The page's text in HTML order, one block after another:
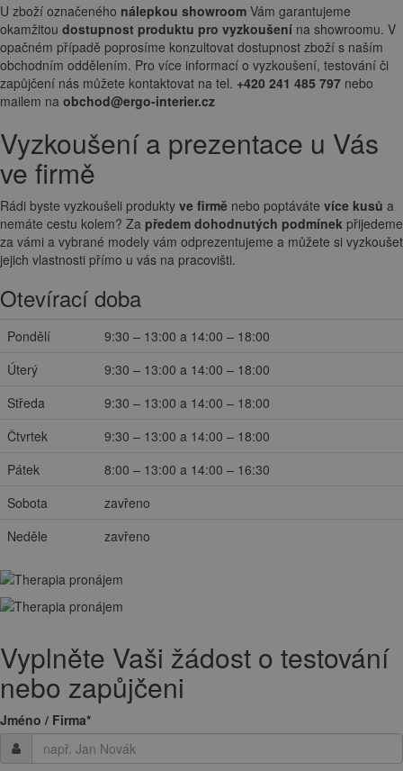
U zboží označeného nálepkou showroom Vám garantujeme
okamžitou dostupnost produktu pro vyzkoušení na showroomu. V
opačném případě poprosíme konzultovat dostupnost zboží s naším
obchodním oddělením. Pro více informací o vyzkoušení, testování či
zapůjčení nás můžete kontaktovat na tel. +420 241 485 797 nebo
mailem na obchod@ergo-interier.cz
Vyzkoušení a prezentace u Vás
ve firmě
Rádi byste vyzkoušeli produkty ve firmě nebo poptáváte více kusů a
nemáte cestu kolem? Za předem dohodnutých podmínek přijedeme
za vámi a vybrané modely vám odprezentujeme a můžete si vyzkoušet
jejich vlastnosti přímo u vás na pracovišti.
Otevírací doba
Pondělí
9:30 – 13:00 a 14:00 – 18:00
Úterý
9:30 – 13:00 a 14:00 – 18:00
Středa
9:30 – 13:00 a 14:00 – 18:00
Čtvrtek
9:30 – 13:00 a 14:00 – 18:00
Pátek
8:00 – 13:00 a 14:00 – 16:30
Sobota
zavřeno
Neděle
zavřeno
Vyplněte Vaši žádost o testování
nebo zapůjčeni
Jméno / Firma*